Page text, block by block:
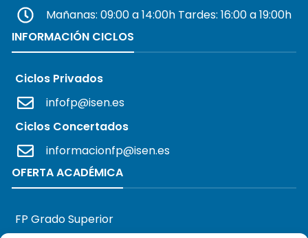
Mañanas: 09:00 a 14:00h Tardes: 16:00 a 19:00h
INFORMACIÓN CICLOS
Ciclos Privados
infofp@isen.es
Ciclos Concertados
informacionfp@isen.es
OFERTA ACADÉMICA
FP Grado Superior